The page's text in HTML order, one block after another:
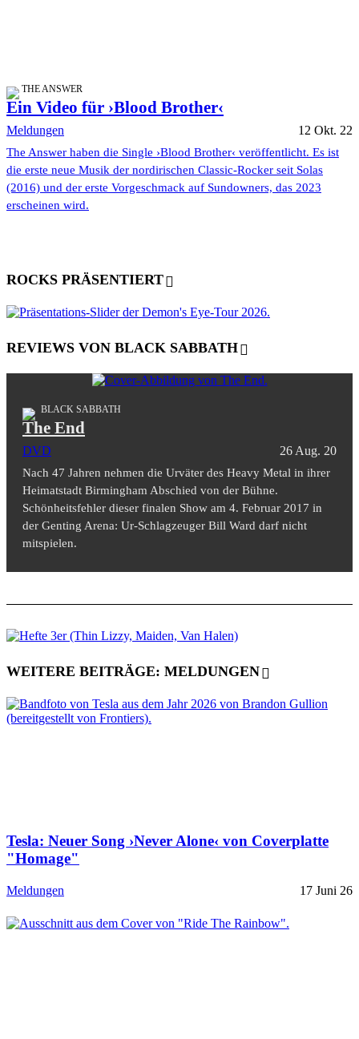
THE ANSWER
Ein Video für ›Blood Brother‹
Meldungen 12 Okt. 22
The Answer haben die Single ›Blood Brother‹ veröffentlicht. Es ist
die erste neue Musik der nordirischen Classic-Rocker seit Solas
(2016) und der erste Vorgeschmack auf Sundowners, das 2023
erscheinen wird.
ROCKS PRÄSENTIERT
REVIEWS VON BLACK SABBATH
BLACK SABBATH
The End
DVD 26 Aug. 20
Nach 47 Jahren nehmen die Urväter des Heavy Metal in ihrer
Heimatstadt Birmingham Abschied von der Bühne.
Schönheitsfehler dieser finalen Show am 4. Februar 2017 in
der Genting Arena: Ur-Schlagzeuger Bill Ward darf nicht
mitspielen.
WEITERE BEITRÄGE: MELDUNGEN
Tesla: Neuer Song ›Never Alone‹ von Coverplatte
"Homage"
Meldungen 17 Juni 26